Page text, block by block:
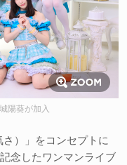
陽葵が加入
）」をコンセプトに
念したワンマンライブ